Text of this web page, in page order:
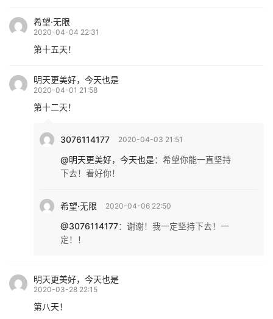
希望·无限
2020-04-04 22:31
第十五天！
明天更美好，今天也是
2020-04-01 21:58
第十二天！
3076114177 2020-04-03 21:51
@明天更美好，今天也是： 希望你能一直坚持
下去！看好你！
希望·无限 2020-04-06 22:50
@3076114177： 谢谢！我一定坚持下去！一
定！！
明天更美好，今天也是
2020-03-28 22:15
第八天！